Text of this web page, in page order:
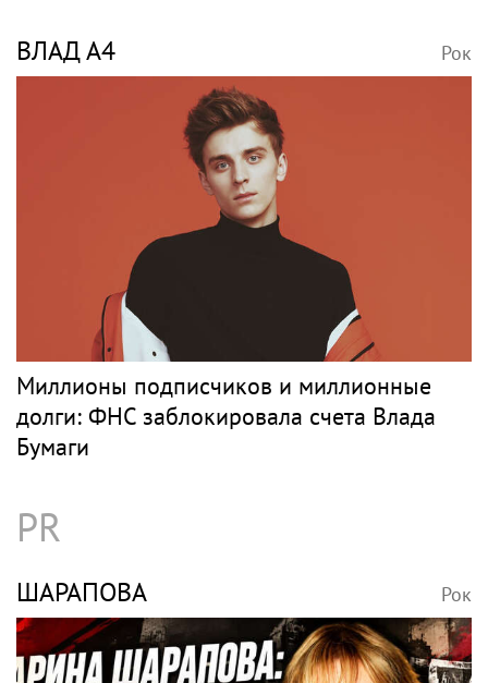
ВЛАД А4 Рок
Миллионы подписчиков и миллионные
долги: ФНС заблокировала счета Влада
Бумаги
PR
ШАРАПОВА Рок